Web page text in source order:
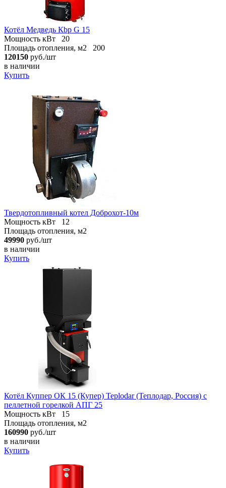
Котёл Медведь Кbр G 15
Мощность кВт
20
Площадь отопления, м2
200
120150 руб./шт
в наличии
Купить
Твердотопливный котел Доброхот-10м
Мощность кВт
12
Площадь отопления, м2
49990 руб./шт
в наличии
Купить
Котёл Куппер ОК 15 (Купер) Teplodar (Теплодар, Россия) с
пеллетной горелкой АПГ 25
Мощность кВт
15
Площадь отопления, м2
160990 руб./шт
в наличии
Купить